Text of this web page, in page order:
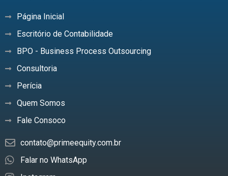
Página Inicial
Escritório de Contabilidade
BPO - Business Process Outsourcing
Consultoria
Perícia
Quem Somos
Fale Consoco
contato@primeequity.com.br
Falar no WhatsApp